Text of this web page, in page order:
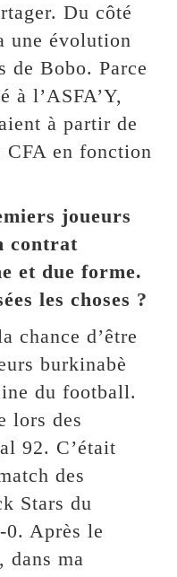
Du côté
une évolution
de Bobo. Parce
à l’ASFA’Y,
à partir de
CFA en fonction
joueurs
contrat
et due forme.
les choses ?
chance d’être
burkinabè
du football.
lors des
92. C’était
des
Stars du
0. Après le
dans ma